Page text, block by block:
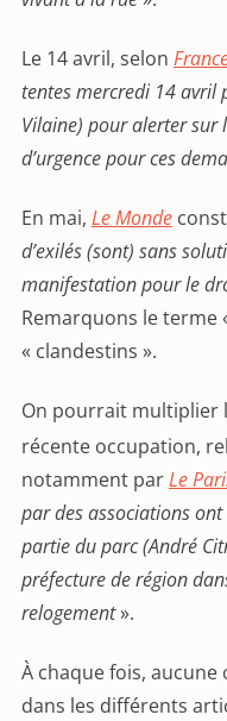
Le 14 avril, selon
tentes mercredi 14 avril
Vilaine) pour alerter sur
d’urgence pour ces
En mai, Le Monde
d’exilés (sont) sans
manifestation pour le
Remarquons le terme
« clandestins ».
On pourrait multiplier
récente occupation,
notamment parLe
par des associations
partie du parc (André
préfecture de région
relogement».
À chaque fois, aucune
dans les différents